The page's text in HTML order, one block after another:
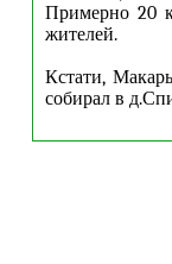
Примерно 20
жителей.
Кстати,
собирал в